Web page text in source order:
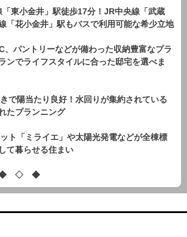
東小金井」駅徒歩17分！JR中央線「武蔵
「花小金井」駅もバスで利用可能な希少立地
、パントリーなどが備わった収納豊富なプラ
ンでライフスタイルに合った邸宅を選べま
で陽当たり良好！水回りが集約されている
たプランニング
ト「ミライエ」や太陽光発電などが全棟標
て暮らせる住まい
◇ ◆